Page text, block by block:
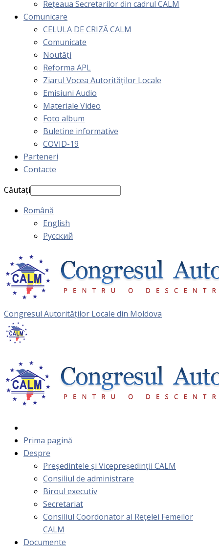
Rețeaua Secretarilor din cadrul CALM
Comunicare
CELULA DE CRIZĂ CALM
Comunicate
Noutăți
Reforma APL
Ziarul Vocea Autorităților Locale
Emisiuni Audio
Materiale Video
Foto album
Buletine informative
COVID-19
Parteneri
Contacte
Căutați
Română
English
Русский
Congresul Autorităţilor Locale din Moldova
Prima pagină
Despre
Președintele și Vicepreședinții CALM
Consiliul de administrare
Biroul executiv
Secretariat
Consiliul Coordonator al Rețelei Femeilor
CALM
Documente